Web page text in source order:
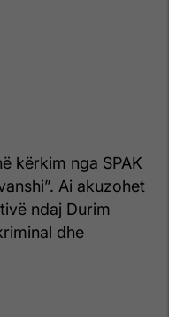
kërkim nga SPAK
Ai akuzohet
ndaj Durim
dhe